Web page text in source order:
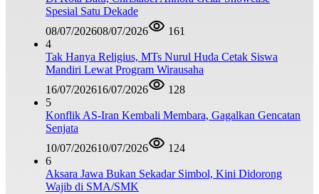
Spesial Satu Dekade
08/07/202608/07/2026
161
4
Tak Hanya Religius, MTs Nurul Huda Cetak Siswa
Mandiri Lewat Program Wirausaha
16/07/202616/07/2026
128
5
Konflik AS-Iran Kembali Membara, Gagalkan Gencatan
Senjata
10/07/202610/07/2026
124
6
Aksara Jawa Bukan Sekadar Simbol, Kini Didorong
Wajib di SMA/SMK